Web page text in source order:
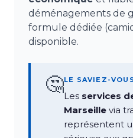
déménagements de
formule dédiée
disponible.
🤔LE SAVIEZ-
Les services
Marseille via
représentent